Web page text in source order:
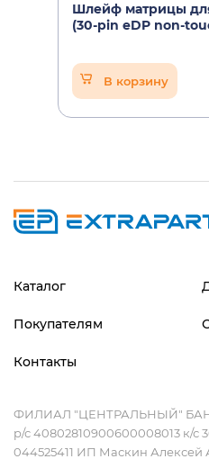
Шлейф матрицы
(30-pin eDP non-
В корзину
Каталог
Покупателям
Контакты
ФИЛИАЛ "ЦЕНТРАЛЬНЫЙ"
р/с 40802810900600008013 к/с
044525411 ИП Маскин Алексей